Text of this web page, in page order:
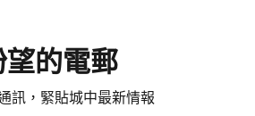
望的電郵
訊，緊貼城中最新情報